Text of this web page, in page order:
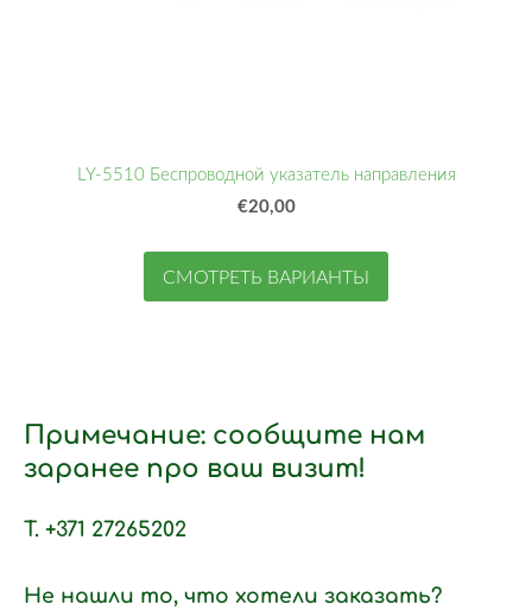
Примечание: сообщите нам
заранее про ваш визит!
T. +371 27265202
Не нашли то, что хотели заказать?
LY-5510 Беспроводной указатель направления
€20,00
СМОТРЕТЬ ВАРИАНТЫ